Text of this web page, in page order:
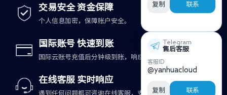
交易安全 资金保障
个人信息加密，保障账户安全。
国际账号 快速到账
国际云账号充值后分钟级到账，响应更及时。
在线客服 实时响应
遇到任何问题都可咨询在线客服，支持快速处理。
复制 联系
Telegram
售后客服
客服ID
@yanhuacloud
复制 联系